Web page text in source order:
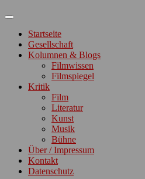
Suchfeld
ein-/ausblenden
Startseite
Gesellschaft
Kolumnen & Blogs
Filmwissen
Filmspiegel
Kritik
Film
Literatur
Kunst
Musik
Bühne
Über / Impressum
Kontakt
Datenschutz